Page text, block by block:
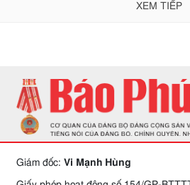
XEM TIẾP
Giám đốc: Vi Mạnh Hùng